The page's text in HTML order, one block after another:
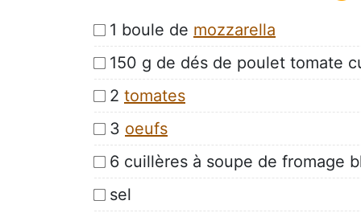
1 boule de mozzarella
150 g de dés de poulet tomate
2 tomates
3 oeufs
6 cuillères à soupe de fromage
sel